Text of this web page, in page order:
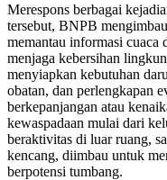
Merespons berbagai
tersebut, BNPB
memantau informasi cuaca
menjaga kebersihan
menyiapkan kebutuhan
obatan, dan perlengkapan
berkepanjangan atau
kewaspadaan mulai dari
beraktivitas di luar ruang,
kencang, diimbau untuk
berpotensi tumbang.